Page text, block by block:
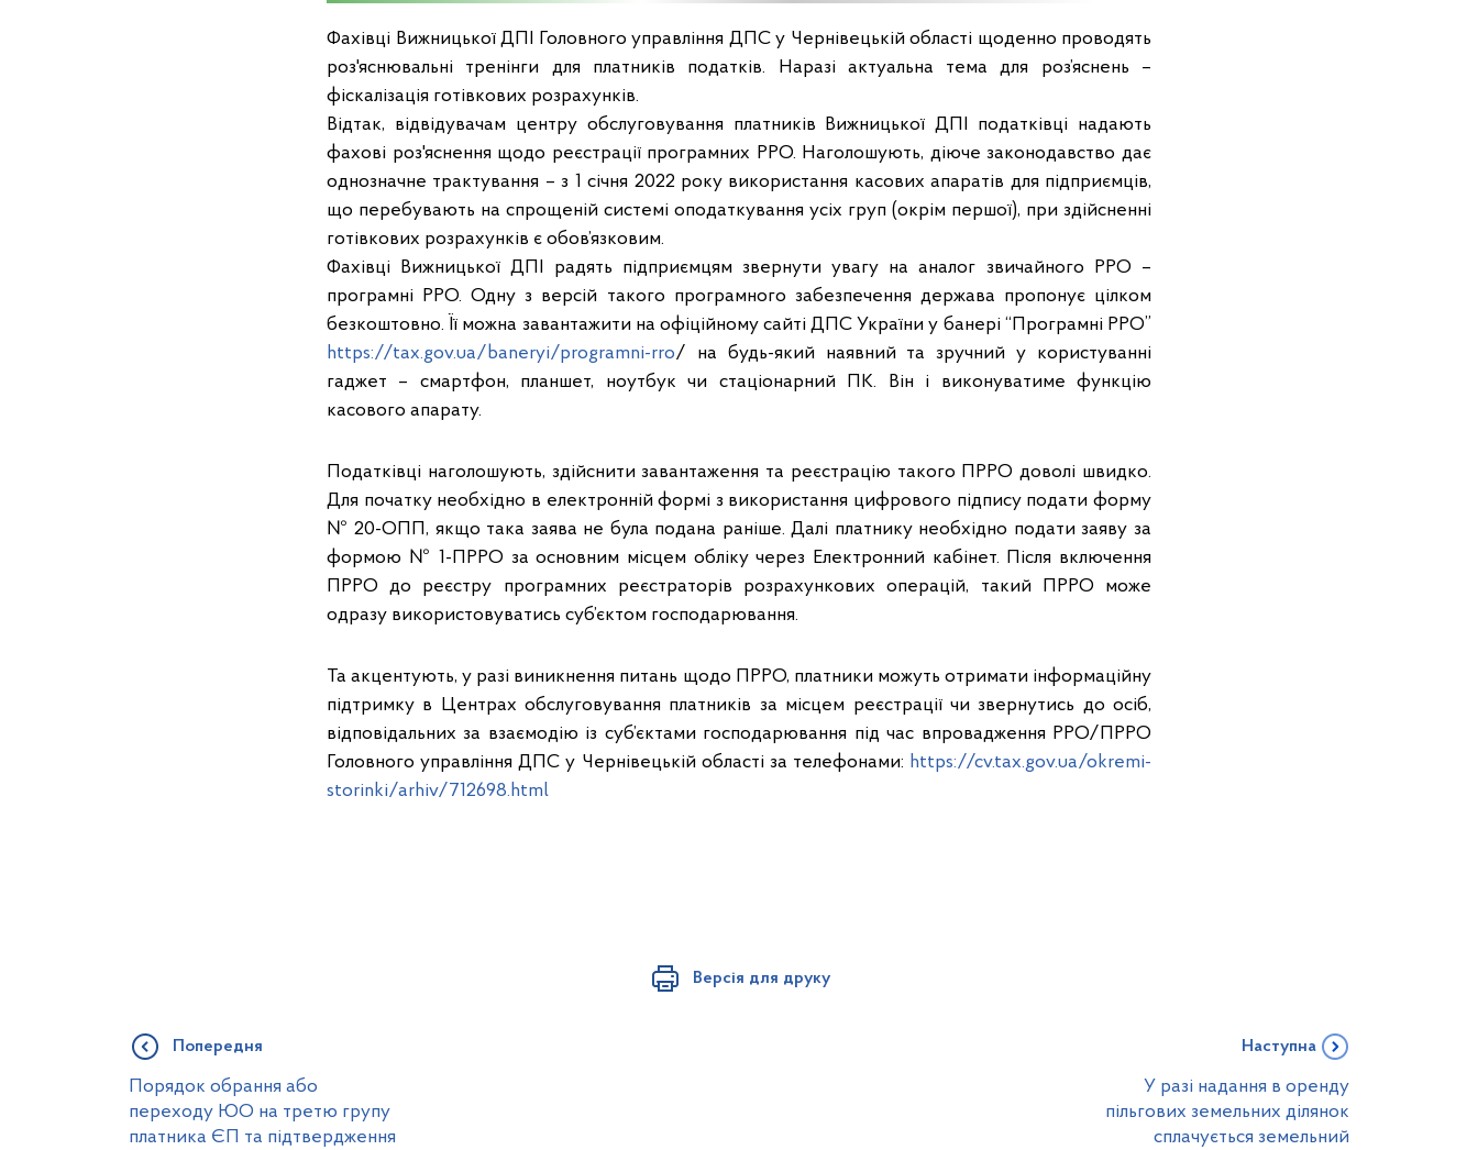
Фахівці Вижницької ДПІ Головного управління ДПС у Чернівецькій області щоденно проводять
роз'яснювальні тренінги для платників податків. Наразі актуальна тема для роз’яснень –
фіскалізація готівкових розрахунків.
Відтак, відвідувачам центру обслуговування платників Вижницької ДПІ податківці надають
фахові роз'яснення щодо реєстрації програмних РРО. Наголошують, діюче законодавство дає
однозначне трактування – з 1 січня 2022 року використання касових апаратів для підприємців,
що перебувають на спрощеній системі оподаткування усіх груп (окрім першої), при здійсненні
готівкових розрахунків є обов’язковим.
Фахівці Вижницької ДПІ радять підприємцям звернути увагу на аналог звичайного РРО –
програмні РРО. Одну з версій такого програмного забезпечення держава пропонує цілком
безкоштовно. Її можна завантажити на офіційному сайті ДПС України у банері “Програмні РРО”
https://tax.gov.ua/baneryi/programni-rro/ на будь-який наявний та зручний у користуванні
гаджет – смартфон, планшет, ноутбук чи стаціонарний ПК. Він і виконуватиме функцію
касового апарату.
Податківці наголошують, здійснити завантаження та реєстрацію такого ПРРО доволі швидко.
Для початку необхідно в електронній формі з використання цифрового підпису подати форму
№ 20-ОПП, якщо така заява не була подана раніше. Далі платнику необхідно подати заяву за
формою № 1-ПРРО за основним місцем обліку через Електронний кабінет. Після включення
ПРРО до реєстру програмних реєстраторів розрахункових операцій, такий ПРРО може
одразу використовуватись суб’єктом господарювання.
Та акцентують, у разі виникнення питань щодо ПРРО, платники можуть отримати інформаційну
підтримку в Центрах обслуговування платників за місцем реєстрації чи звернутись до осіб,
відповідальних за взаємодію із суб’єктами господарювання під час впровадження РРО/ПРРО
Головного управління ДПС у Чернівецькій області за телефонами: https://cv.tax.gov.ua/okremi-
storinki/arhiv/712698.html
Версія для друку
Попередня
Порядок обрання або
переходу ЮО на третю групу
платника ЄП та підтвердження
Наступна
У разі надання в оренду
пільгових земельних ділянок
сплачується земельний